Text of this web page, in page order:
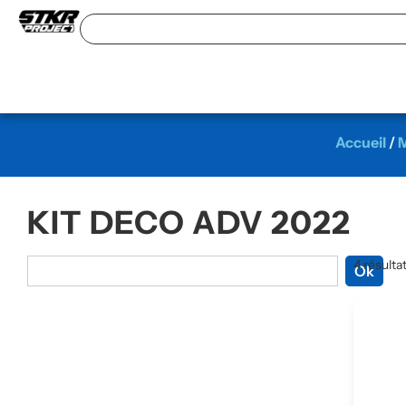
Accueil/
KIT DECO ADV 2022
Ok
4